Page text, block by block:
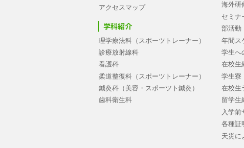
アクセスマップ
学科紹介
理学療法科（スポーツトレーナー）
診療放射線科
看護科
柔道整復科（スポーツトレーナー）
鍼灸科（美容・スポーツト鍼灸）
歯科衛生科
海外研
セミナ
部活動
年間ス
学生へ
在校生
学生寮
在校生
留学生
入学前
各種証
天災に